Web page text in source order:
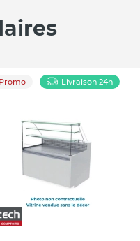
Promo Livraison 24h